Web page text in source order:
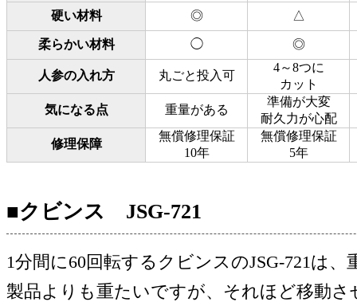
硬い材料
◎ △
柔らかい材料 ◯ ◎
人参の入れ方 丸ごと投入可
4～8つに
カット
気になる点
重量がある
準備が大変
耐久力が心配
修理保障
無償修理保証
10年
無償修理保証
5年
■クビンス JSG-721
1分間に60回転するクビンスのJSG-721は、
製品よりも重たいですが、それほど移動